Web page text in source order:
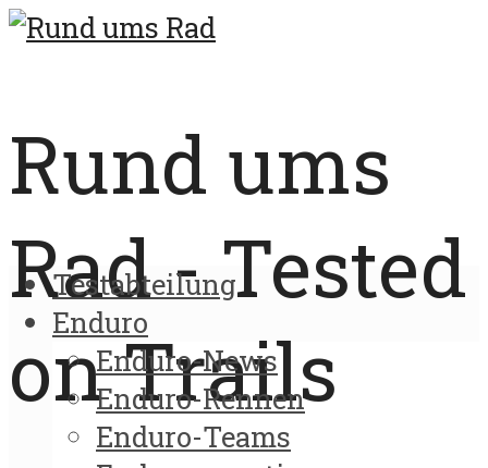
Rund ums
Rad - Tested
on Trails
Testabteilung
Enduro
Enduro-News
Enduro-Rennen
Enduro-Teams